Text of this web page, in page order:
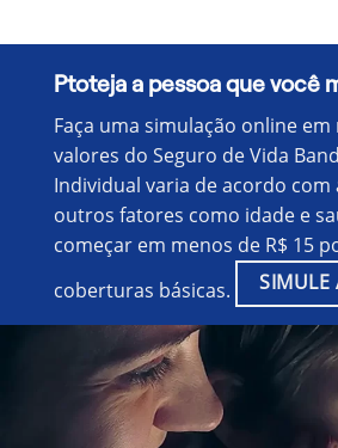
Ptoteja a pessoa que você
Faça uma simulação online em
valores do Seguro de Vida
Individual varia de acordo
outros fatores como idade e
começar em menos de R$ 15
coberturas básicas.
SIMULE